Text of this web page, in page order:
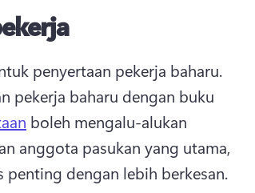
pekerja baharu dengan buku
boleh mengalu-alukan
anggota pasukan yang utama,
dengan lebih berkesan.